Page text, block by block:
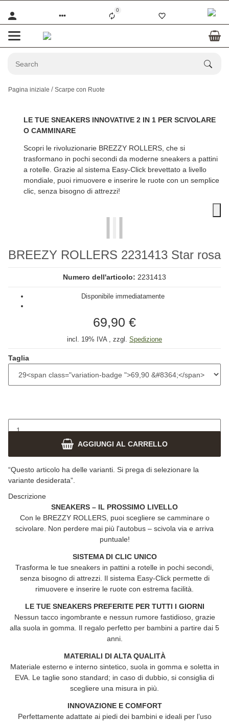
0
Pagina iniziale Scarpe con Ruote
LE TUE SNEAKERS INNOVATIVE 2 IN 1 PER SCIVOLARE
O CAMMINARE
Scopri le rivoluzionarie BREZZY ROLLERS , che si
trasformano in pochi secondi da moderne sneakers a pattini
a rotelle. Grazie al sistema Easy-Click brevettato a livello
mondiale, puoi rimuovere e inserire le ruote con un semplice
clic, senza bisogno di attrezzi!
BREEZY ROLLERS 2231413 Star rosa
Numero dell'articolo: 2231413
Disponibile immediatamente
69,90 €
incl. 19% IVA , zzgl. Spedizione
Taglia
AGGIUNGI AL CARRELLO
x
“Questo articolo ha delle varianti. Si prega di selezionare la
variante desiderata”.
Descrizione
SNEAKERS – IL PROSSIMO LIVELLO
Con le BREZZY ROLLERS, puoi scegliere se camminare o
scivolare. Non perdere mai più l'autobus – scivola via e arriva
puntuale!
SISTEMA DI CLIC UNICO
Trasforma le tue sneakers in pattini a rotelle in pochi secondi,
senza bisogno di attrezzi. Il sistema Easy-Click permette di
rimuovere e inserire le ruote con estrema facilità.
LE TUE SNEAKERS PREFERITE PER TUTTI I GIORNI
Nessun tacco ingombrante e nessun rumore fastidioso, grazie
alla suola in gomma. Il regalo perfetto per bambini a partire dai 5
anni.
MATERIALI DI ALTA QUALITÀ
Materiale esterno e interno sintetico, suola in gomma e soletta in
EVA. Le taglie sono standard; in caso di dubbio, si consiglia di
scegliere una misura in più.
INNOVAZIONE E COMFORT
Perfettamente adattate ai piedi dei bambini e ideali per l’uso